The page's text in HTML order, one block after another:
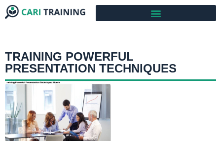
TRAINING POWERFUL
PRESENTATION TECHNIQUES